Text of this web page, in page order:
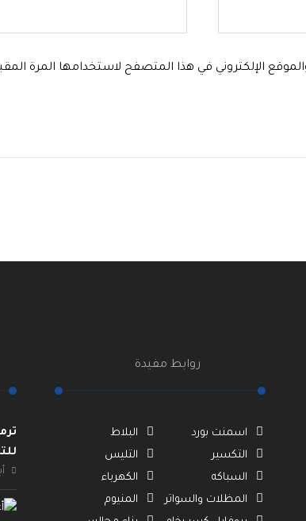
الإلكتروني في هذا المتصفح لاستخدامها المرة
روابط مفيدة
اسمنت بورد
البلاط
التكسير
التليس
السباكه
الكهرباء
المظلات والسواتر
المنيوم